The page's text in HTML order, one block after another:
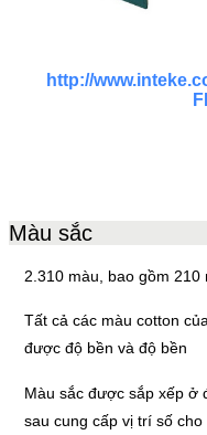
http://
Màu sắc
2.310 màu, bao gồm
Tất cả các màu cotton
được độ bền và độ bền
Màu sắc được sắp xếp ở
sau cung cấp vị trí số cho